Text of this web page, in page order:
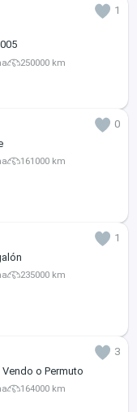
1
250000 km
0
161000 km
1
235000 km
3
o Permuto
164000 km